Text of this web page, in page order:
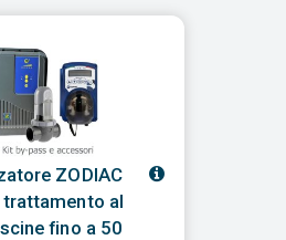
ZODIAC
trattamento al
fino a 50